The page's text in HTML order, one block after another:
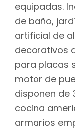
equipadas.
de baño,
artificial de
decorativos
para placas
motor de
disponen de
cocina
armarios